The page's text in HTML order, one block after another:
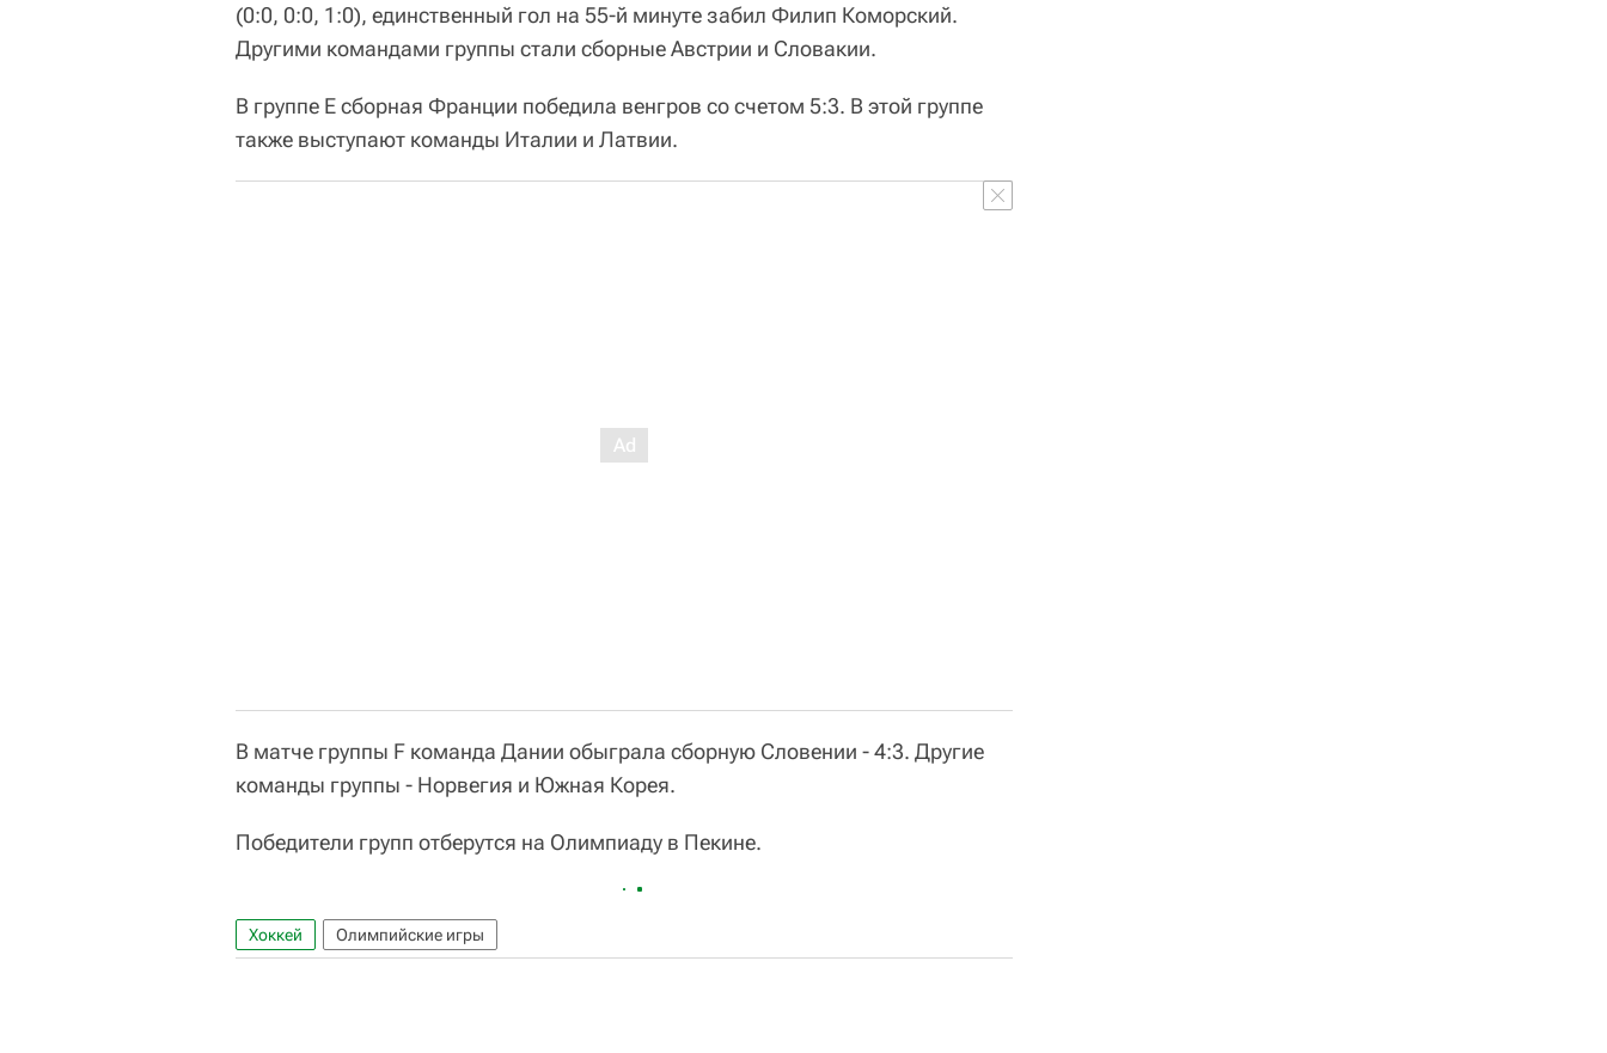
(0:0, 0:0, 1:0), единственный гол на 55-й минуте забил Филип Коморский.
Другими командами группы стали сборные Австрии и Словакии.
В группе Е сборная Франции победила венгров со счетом 5:3. В этой группе
также выступают команды Италии и Латвии.
В матче группы F команда Дании обыграла сборную Словении - 4:3. Другие
команды группы - Норвегия и Южная Корея.
Победители групп отберутся на Олимпиаду в Пекине.
Хоккей Олимпийские игры